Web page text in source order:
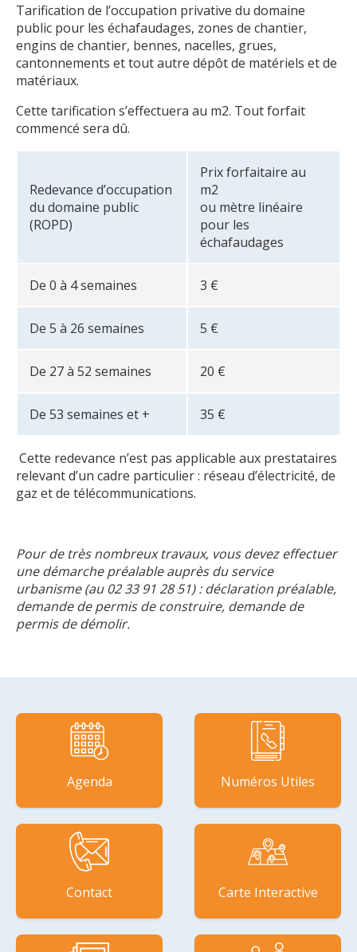
Tarification de l’occupation privative du domaine
public pour les échafaudages, zones de chantier,
engins de chantier, bennes, nacelles, grues,
cantonnements et tout autre dépôt de matériels et de
matériaux.
Cette tarification s’effectuera au m2. Tout forfait
commencé sera dû.
Redevance d’occupation
du domaine public
(ROPD)
Prix forfaitaire au
m2
ou mètre linéaire
pour les
échafaudages
De 0 à 4 semaines 3 €
De 5 à 26 semaines 5 €
De 27 à 52 semaines 20 €
De 53 semaines et + 35 €
Cette redevance n’est pas applicable aux prestataires
relevant d’un cadre particulier : réseau d’électricité, de
gaz et de télécommunications.
Pour de très nombreux travaux, vous devez effectuer
une démarche préalable auprès du service
urbanisme (au 02 33 91 28 51) : déclaration préalable,
demande de permis de construire, demande de
permis de démolir.
Agenda Numéros Utiles
Contact Carte Interactive